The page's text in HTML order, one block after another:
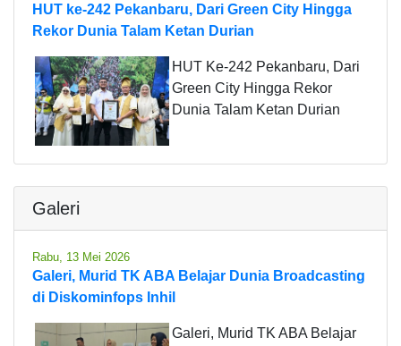
HUT ke-242 Pekanbaru, Dari Green City Hingga
Rekor Dunia Talam Ketan Durian
HUT Ke-242 Pekanbaru, Dari
Green City Hingga Rekor
Dunia Talam Ketan Durian
Galeri
Rabu, 13 Mei 2026
Galeri, Murid TK ABA Belajar Dunia Broadcasting
di Diskominfops Inhil
Galeri, Murid TK ABA Belajar